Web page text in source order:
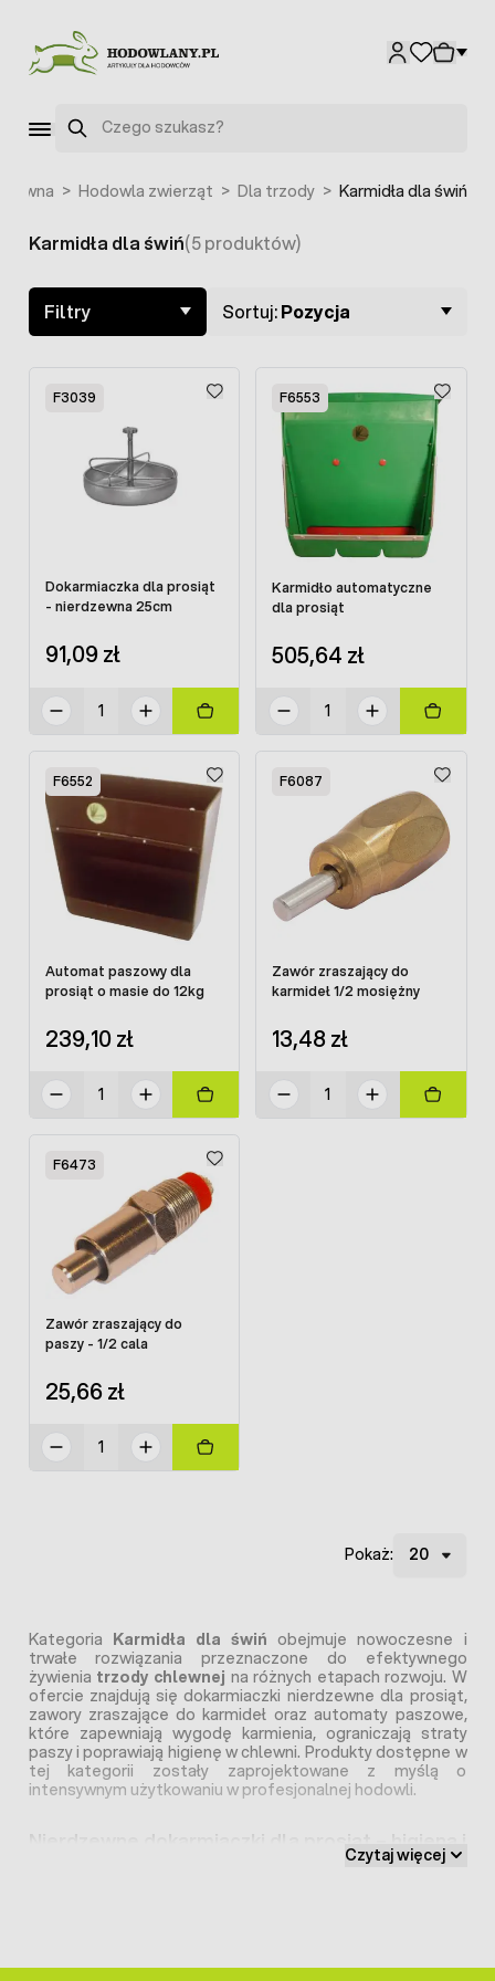
Szukaj
> Hodowla zwierząt > Dla trzody > Karmidła dla świń
Skip to product list
Karmidła dla świń(5 produktów)
Filtry Sortuj:Pozycja
F3039
Dokarmiaczka dla prosiąt
- nierdzewna 25cm
91,09 zł
F6553
Karmidło automatyczne
dla prosiąt
505,64 zł
F6552
Automat paszowy dla
prosiąt o masie do 12kg
239,10 zł
F6087
Zawór zraszający do
karmideł 1/2 mosiężny
13,48 zł
F6473
Zawór zraszający do
paszy - 1/2 cala
25,66 zł
Pokaż:
Kategoria Karmidła dla świń obejmuje nowoczesne i
trwałe rozwiązania przeznaczone do efektywnego
żywienia trzody chlewnej na różnych etapach rozwoju. W
ofercie znajdują się dokarmiaczki nierdzewne dla prosiąt,
zawory zraszające do karmideł oraz automaty paszowe,
które zapewniają wygodę karmienia, ograniczają straty
paszy i poprawiają higienę w chlewni. Produkty dostępne w
tej kategorii zostały zaprojektowane z myślą o
intensywnym użytkowaniu w profesjonalnej hodowli.
najmłodszych zwierząt. Jej wytrzymała konstrukcja
Czytaj więcej